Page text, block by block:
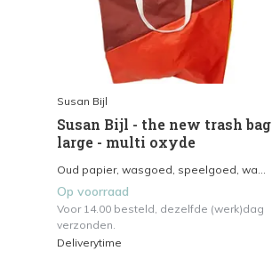
Susan Bijl
Susan Bijl - the new trash bag
large - multi oxyde
Oud papier, wasgoed, speelgoed, wa...
Op voorraad
Voor 14.00 besteld, dezelfde (werk)dag
verzonden.
Deliverytime